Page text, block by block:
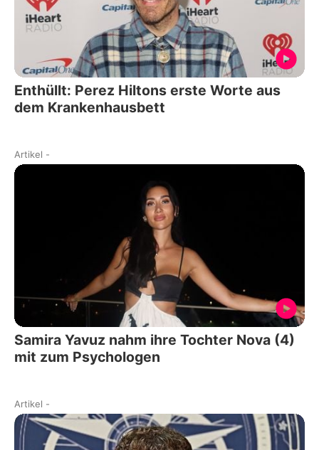
Enthüllt: Perez Hiltons erste Worte aus
dem Krankenhausbett
Artikel -
Samira Yavuz nahm ihre Tochter Nova (4)
mit zum Psychologen
Artikel -